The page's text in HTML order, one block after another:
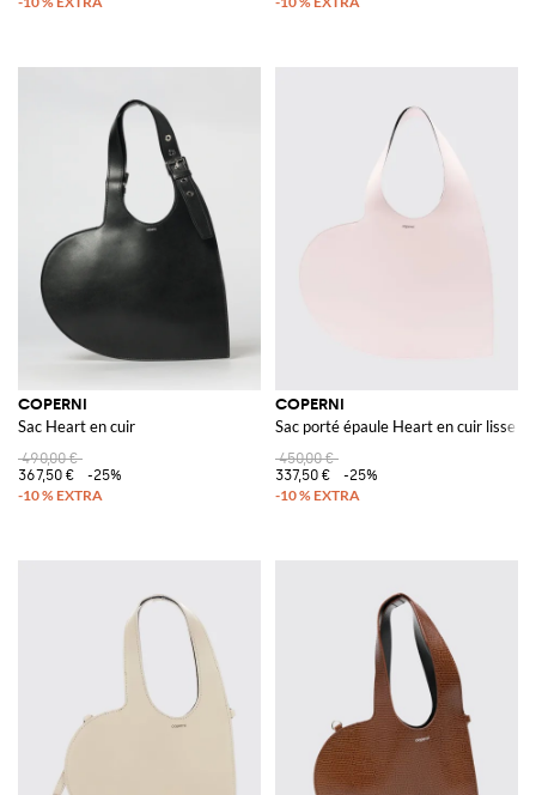
COPERNI
Sac Heart en cuir
490,00 €
367,50 €
-25%
COPERNI
Sac porté épaule Heart en cuir lisse
450,00 €
337,50 €
-25%